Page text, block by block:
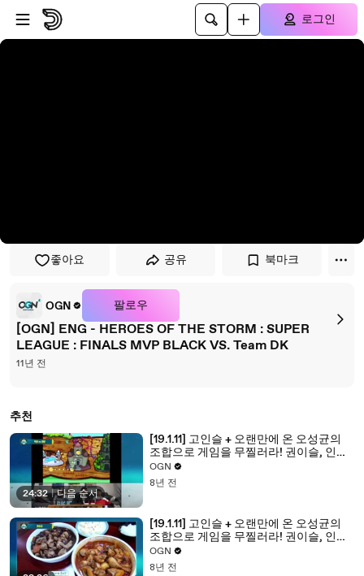
플레이어로 건너뛰기
본문으로 건너뛰기
로그인
좋아요 공유 북마크
OGN 팔로우
[OGN] ENG - HEROES OF THE STORM : SUPER
LEAGUE : FINALS MVP BLACK VS. Team DK
11년 전
추천
24:32 | 다음 순서
[19.1.11] 고인슬 + 오랜만에 온 오성균의
조합으로 게임을 무찔러라! 권이슬, 인트,
고재, 오성균 (에리의 액션) (2/2) - 켠김에
왕까지 2018 20화
OGN
8년 전
[19.1.11] 고인슬 + 오랜만에 온 오성균의
조합으로 게임을 무찔러라! 권이슬, 인트,
고재, 오성균 (에리의 액션) (1/2) - 켠김에
왕까지 2018 20화
OGN
8년 전